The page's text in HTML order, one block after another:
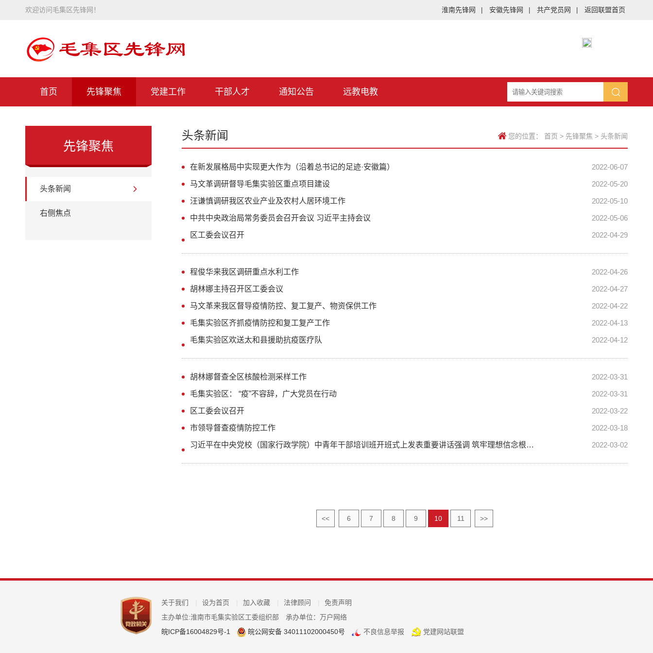
欢迎访问毛集区先锋网！ 淮南先锋网 安徽先锋网 共产党员网 返回联盟首页
首页 先锋聚焦 党建工作 干部人才 通知公告 远教电教
先锋聚焦
头条新闻
右侧焦点
头条新闻 您的位置： 首页 > 先锋聚焦 > 头条新闻
在新发展格局中实现更大作为（沿着总书记的足迹·安徽篇） 2022-06-07
马文革调研督导毛集实验区重点项目建设 2022-05-20
汪谦慎调研我区农业产业及农村人居环境工作 2022-05-10
中共中央政治局常务委员会召开会议 习近平主持会议 2022-05-06
区工委会议召开 2022-04-29
程俊华来我区调研重点水利工作 2022-04-26
胡林娜主持召开区工委会议 2022-04-27
马文革来我区督导疫情防控、复工复产、物资保供工作 2022-04-22
毛集实验区齐抓疫情防控和复工复产工作 2022-04-13
毛集实验区欢送太和县援助抗疫医疗队 2022-04-12
胡林娜督查全区核酸检测采样工作 2022-03-31
毛集实验区： “疫”不容辞，广大党员在行动 2022-03-31
区工委会议召开 2022-03-22
市领导督查疫情防控工作 2022-03-18
习近平在中央党校（国家行政学院）中青年干部培训班开班式上发表重要讲话强调 筑牢理想信念根基树立践行正确政... 2022-03-02
<< 6 7 8 9 10 11 >>
关于我们 设为首页 加入收藏 法律顾问
免责声明
主办单位:淮南市毛集实验区工委组织部
承办单位：万户网络
皖ICP备16004829号-1
皖公网安备 34011102000450号 不良信息举报 党建网站联盟